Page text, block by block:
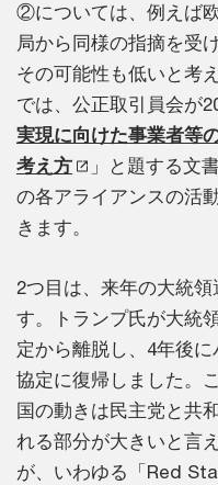
②については、例えば
局から同様の指摘を受
その可能性も低いと考
では、公正取引員会が
実現に向けた事業者等
考え方
」と題する文
の各アライアンスの活
きます。
2つ目は、来年の大統
す。トランプ氏が大統
定から離脱し、4年後
協定に復帰しました。
国の動きは民主党と共
れる部分が大きいと言
が、いわゆる「Red